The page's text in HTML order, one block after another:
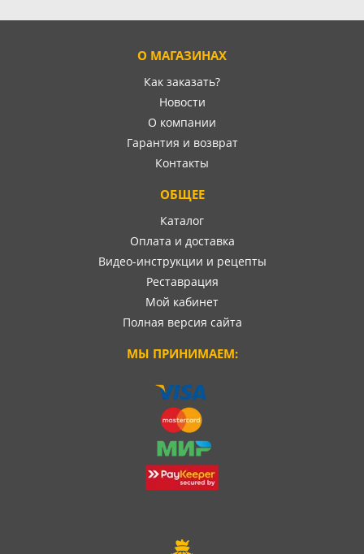
О МАГАЗИНАХ
Как заказать?
Новости
О компании
Гарантия и возврат
Контакты
ОБЩЕЕ
Каталог
Оплата и доставка
Видео-инструкции и рецепты
Реставрация
Мой кабинет
Полная версия сайта
МЫ ПРИНИМАЕМ: